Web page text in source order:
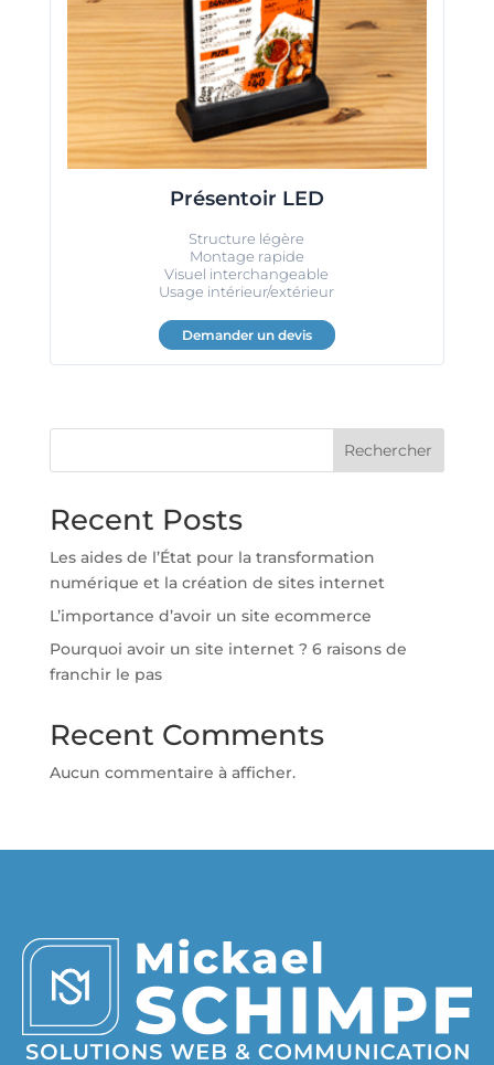
Présentoir LED
Structure légère
Montage rapide
Visuel interchangeable
Usage intérieur/extérieur
Demander un devis
Rechercher
Recent Posts
Les aides de l’État pour la transformation
numérique et la création de sites internet
L’importance d’avoir un site ecommerce
Pourquoi avoir un site internet ? 6 raisons de
franchir le pas
Recent Comments
Aucun commentaire à afficher.